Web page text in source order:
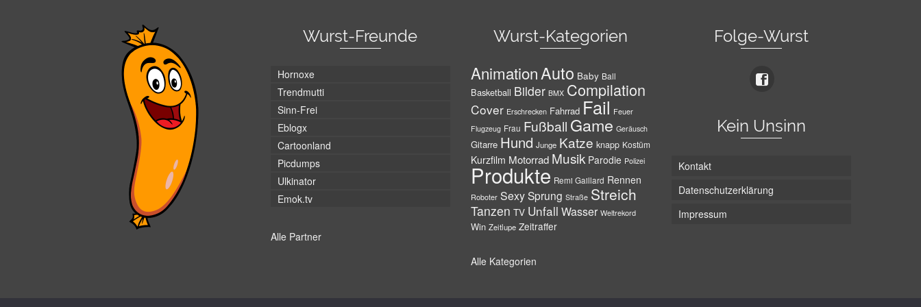
Wurst-Freunde
Hornoxe
Trendmutti
Sinn-Frei
Eblogx
Cartoonland
Picdumps
Ulkinator
Emok.tv
Alle Partner
Wurst-Kategorien
AnimationAuto Baby Ball
Basketball Bilder BMX Compilation
Cover Erschrecken Fahrrad Fail Feuer
Flugzeug Frau Fußball Game Geräusch
Gitarre Hund Junge Katze knapp Kostüm
Kurzfilm Motorrad Musik Parodie Polizei
Produkte Remi Gaillard Rennen
Roboter SexySprung Straße Streich
Tanzen TV Unfall Wasser Weltrekord
Win Zeitlupe Zeitraffer
Alle Kategorien
Folge-Wurst
Kein Unsinn
Kontakt
Datenschutzerklärung
Impressum